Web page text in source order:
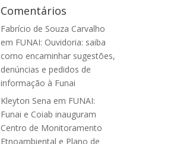
Comentários
Fabrício de Souza Carvalho
em FUNAI: Ouvidoria: saiba
como encaminhar sugestões,
denúncias e pedidos de
informação à Funai
Kleyton Sena em FUNAI:
Funai e Coiab inauguram
Centro de Monitoramento
Etnoambiental e Plano de